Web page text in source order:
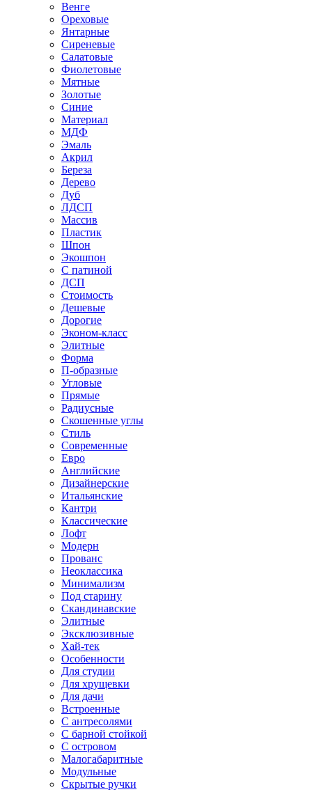
Венге
Ореховые
Янтарные
Сиреневые
Салатовые
Фиолетовые
Мятные
Золотые
Синие
Материал
МДФ
Эмаль
Акрил
Береза
Дерево
Дуб
ЛДСП
Массив
Пластик
Шпон
Экошпон
С патиной
ДСП
Стоимость
Дешевые
Дорогие
Эконом-класс
Элитные
Форма
П-образные
Угловые
Прямые
Радиусные
Скошенные углы
Стиль
Современные
Евро
Английские
Дизайнерские
Итальянские
Кантри
Классические
Лофт
Модерн
Прованс
Неоклассика
Минимализм
Под старину
Скандинавские
Элитные
Эксклюзивные
Хай-тек
Особенности
Для студии
Для хрущевки
Для дачи
Встроенные
С антресолями
С барной стойкой
С островом
Малогабаритные
Модульные
Скрытые ручки